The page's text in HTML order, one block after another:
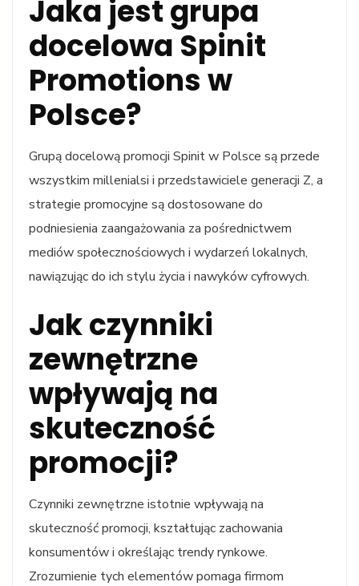
Jaka jest grupa
docelowa Spinit
Promotions w
Polsce?
Grupą docelową promocji Spinit w Polsce są przede
wszystkim millenialsi i przedstawiciele generacji Z, a
strategie promocyjne są dostosowane do
podniesienia zaangażowania za pośrednictwem
mediów społecznościowych i wydarzeń lokalnych,
nawiązując do ich stylu życia i nawyków cyfrowych.
Jak czynniki
zewnętrzne
wpływają na
skuteczność
promocji?
Czynniki zewnętrzne istotnie wpływają na
skuteczność promocji, kształtując zachowania
konsumentów i określając trendy rynkowe.
Zrozumienie tych elementów pomaga firmom